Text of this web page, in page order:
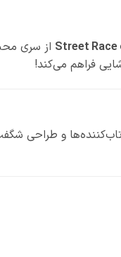
Street از سری
فراهم می‌کند!
و طراحی